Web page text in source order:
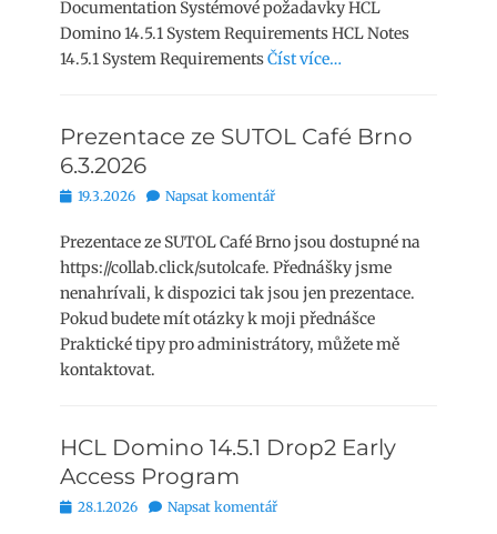
Documentation Systémové požadavky HCL
Domino 14.5.1 System Requirements HCL Notes
14.5.1 System RequirementsČíst více…
Prezentace ze SUTOL Café Brno
6.3.2026
Publikováno
19.3.2026 Napsat komentář
Prezentace ze SUTOL Café Brno jsou dostupné na
https://collab.click/sutolcafe. Přednášky jsme
nenahrívali, k dispozici tak jsou jen prezentace.
Pokud budete mít otázky k moji přednášce
Praktické tipy pro administrátory, můžete mě
kontaktovat.
HCL Domino 14.5.1 Drop2 Early
Access Program
Publikováno
28.1.2026 Napsat komentář